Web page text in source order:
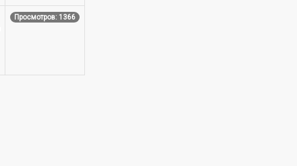
Просмотров: 1366